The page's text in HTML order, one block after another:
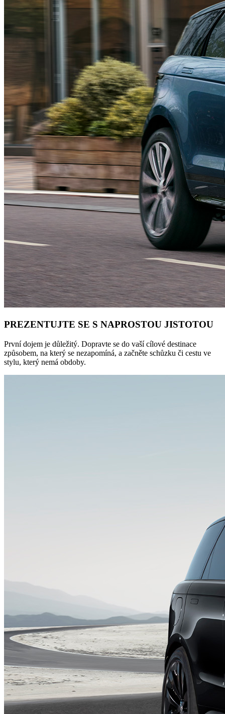
PREZENTUJTE SE S NAPROSTOU JISTOTOU
První dojem je důležitý. Dopravte se do vaší cílové destinace
způsobem, na který se nezapomíná, a začněte schůzku či cestu ve
stylu, který nemá obdoby.